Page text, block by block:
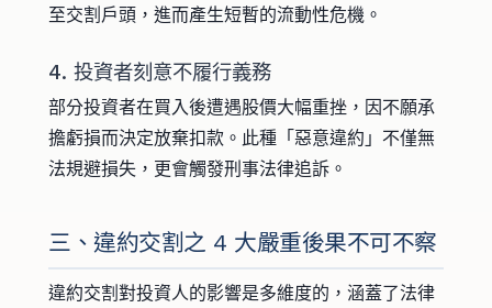
至交割戶頭，進而產生短暫的流動性危機。
4. 投資者刻意不履行義務
部分投資者在買入後遭遇股價大幅重挫，因不願承
擔虧損而決定放棄扣款。此種「惡意違約」不僅無
法規避損失，更會觸發刑事法律追訴。
三、違約交割之 4 大嚴重後果不可不察
違約交割對投資人的影響是多維度的，涵蓋了法律